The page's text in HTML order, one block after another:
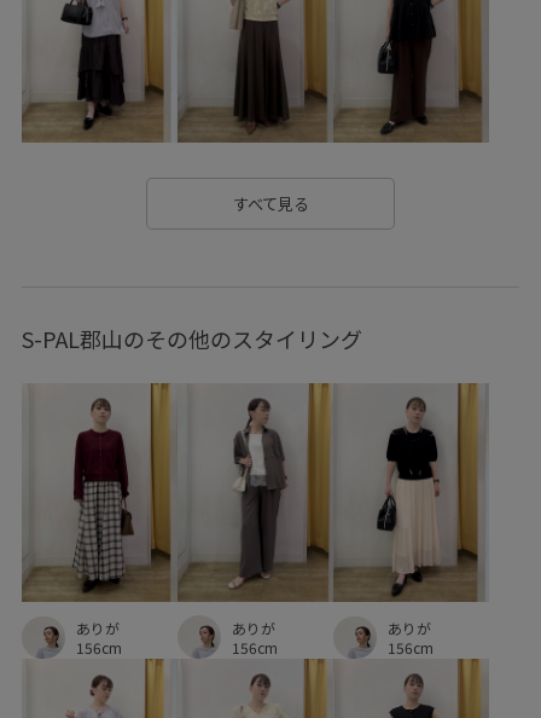
オフィスカジュアル カジュアル
カラーバリエーション豊富 サステナブル
シボ感 シャツ シワになりにくい スカート
ストレスフリー
タック デザイン性 ドライ
ベーシック ポケット付き ポリエステル
上品 小物
疲れにくい 肌離れが良い 脚がきれいに見える
華やか 薄手 軽くて柔らかい 通勤用
長財布 高級感
すべて見る
S-PAL郡山のその他のスタイリング
ありが
156cm
ありが
156cm
ありが
156cm